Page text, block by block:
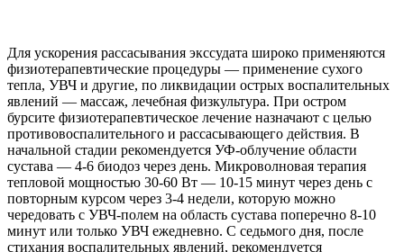
Для ускорения рассасывания экссудата широко применяются
физиотерапевтические процедуры — применение сухого
тепла, УВЧ и другие, по ликвидации острых воспалительных
явлений — массаж, лечебная физкультура. При остром
бурсите физиотерапевтическое лечение назначают с целью
противовоспалительного и рассасывающего действия. В
начальной стадии рекомендуется УФ-облучение области
сустава — 4-6 биодоз через день. Микроволновая терапия
тепловой мощностью 30-60 Вт — 10-15 минут через день с
повторным курсом через 3-4 недели, которую можно
чередовать с УВЧ-полем на область сустава поперечно 8-10
минут или только УВЧ ежедневно. С седьмого дня, после
стихания воспалительных явлений, рекомендуется